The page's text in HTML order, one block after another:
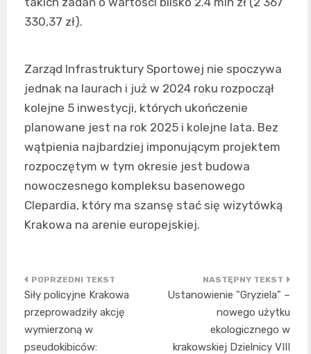
330,37 zł).
Zarząd Infrastruktury Sportowej nie spoczywa
jednak na laurach i już w 2024 roku rozpoczął
kolejne 5 inwestycji, których ukończenie
planowane jest na rok 2025 i kolejne lata. Bez
wątpienia najbardziej imponującym projektem
rozpoczętym w tym okresie jest budowa
nowoczesnego kompleksu basenowego
Clepardia, który ma szansę stać się wizytówką
Krakowa na arenie europejskiej.
Nawigacja
wpisu
Siły policyjne Krakowa
przeprowadziły akcję
wymierzoną w
pseudokibiców:
Ustanowienie "Gryziela" –
nowego użytku
ekologicznego w
krakowskiej Dzielnicy VIII